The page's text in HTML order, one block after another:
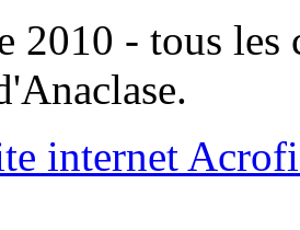
2010 - tous les
internet